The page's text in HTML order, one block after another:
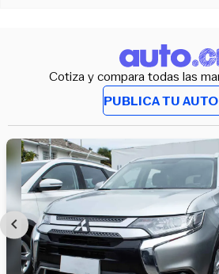
Cotiza y compara todas las
PUBLICA TU